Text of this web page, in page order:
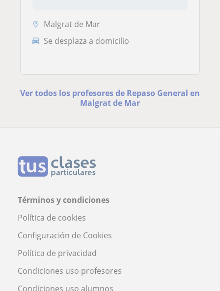
Malgrat de Mar
Se desplaza a domicilio
Ver todos los profesores de Repaso General en
Malgrat de Mar
Términos y condiciones
Política de cookies
Configuración de Cookies
Política de privacidad
Condiciones uso profesores
Condiciones uso alumnos